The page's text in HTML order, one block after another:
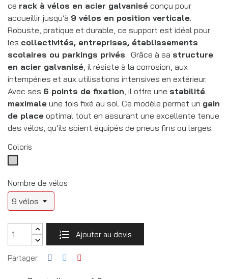
ce rack à vélos en acier galvanisé conçu pour
accueillir jusqu’à 9 vélos en position verticale.
Robuste, pratique et durable, ce support est idéal pour
les collectivités, entreprises, établissements
scolaires ou parkings privés. Grâce à sa structure
en acier galvanisé, il résiste à la corrosion, aux
intempéries et aux utilisations intensives en extérieur.
Avec ses 6 points de fixation, il offre une stabilité
maximale une fois fixé au sol. Ce modèle permet un gain
de place optimal tout en assurant une excellente tenue
des vélos, qu’ils soient équipés de pneus fins ou larges.
Coloris
Nombre de vélos
Ajouter au devis
Partager